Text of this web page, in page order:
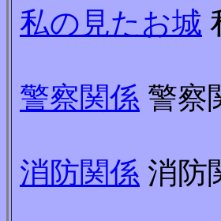
私の見たお城
警察関係 警察
消防関係 消防